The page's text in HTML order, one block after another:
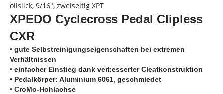
oilslick, 9/16", zweiseitig XPT
XPEDO Cyclecross Pedal Clipless
CXR
• gute Selbstreinigungseigenschaften bei extremen
Verhältnissen
• einfacher Einstieg dank verbesserter Cleatkonstruktion
• Pedalkörper: Aluminium 6061, geschmiedet
• CroMo-Hohlachse